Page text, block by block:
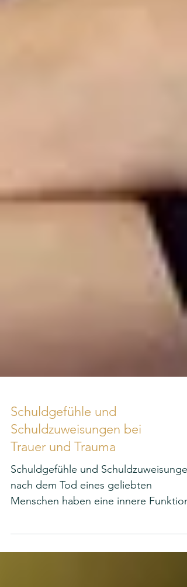
Schuldgefühle und
Schuldzuweisungen bei
Trauer und Trauma
Schuldgefühle und Schuldzuweisungen
Menschen haben eine innere Funktion.